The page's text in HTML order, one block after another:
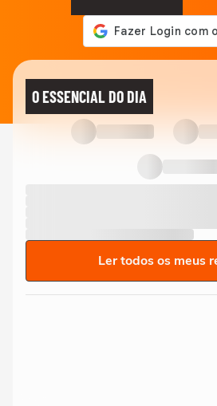
O ESSENCIAL DO DIA
Ler todos os meus